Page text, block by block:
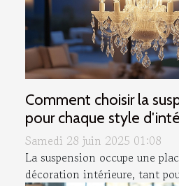
Comment choisir la
pour chaque style
Samedi 28 juin 2025 01:08
La suspension occupe une
décoration intérieure, tant